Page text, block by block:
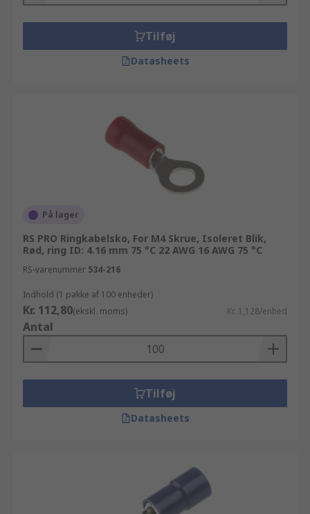
Tilføj
Datasheets
På lager
RS PRO Ringkabelsko, For M4 Skrue, Isoleret Blik,
Rød, ring ID: 4.16 mm 75 °C 22 AWG 16 AWG 75 °C
RS-varenummer 534-216
Indhold (1 pakke af 100 enheder)
Kr. 112,80(ekskl. moms) Kr. 1,128/enhed
Antal
Tilføj
Datasheets